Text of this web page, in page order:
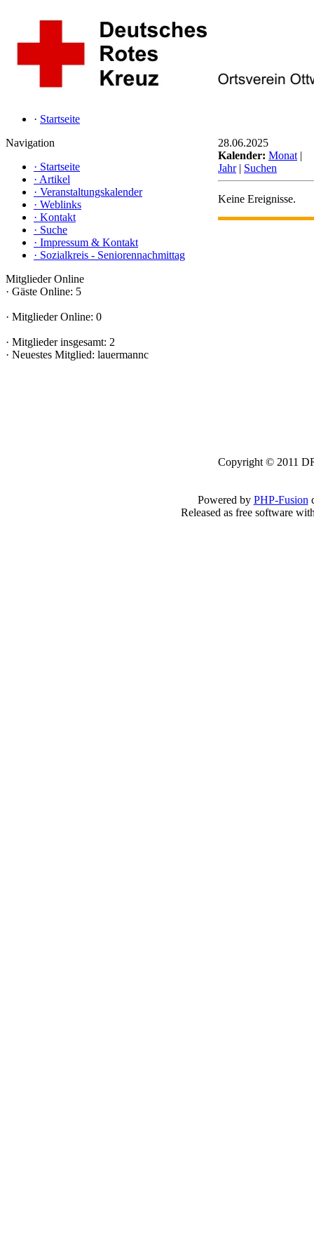
· Startseite
Navigation
· Startseite
· Artikel
· Veranstaltungskalender
· Weblinks
· Kontakt
· Suche
· Impressum & Kontakt
· Sozialkreis - Seniorennachmittag
Mitglieder Online
· Gäste Online: 5
· Mitglieder Online: 0
· Mitglieder insgesamt: 2
· Neuestes Mitglied: lauermannc
28.06.2025
Kalender: Monat |
Jahr| Suchen
Keine Ereignisse.
Copyright © 2011
Powered by PHP-Fusion
Released as free software